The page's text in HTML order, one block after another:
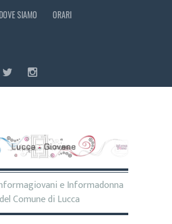
DOVE SIAMO ORARI
e Informadonna
del Comune di Lucca